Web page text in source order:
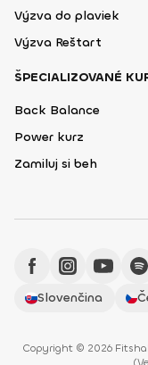
Výzva do plaviek
Výzva Reštart
ŠPECIALIZOVANÉ
Back Balance
Power kurz
Zamiluj si beh
Slovenčina
Copyright © 2026